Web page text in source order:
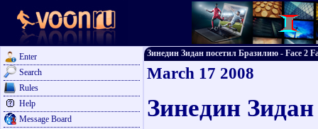
Enter
Search
Rules
Help
Message Board
Зинедин Зидан посетил Бразилию - Face 2
March 17 2008
Зинедин